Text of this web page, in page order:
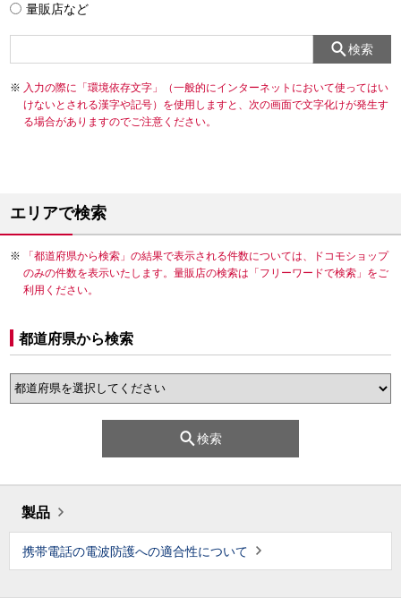
量販店など
検索
入力の際に「環境依存文字」（一般的にインターネットにおいて使ってはい
けないとされる漢字や記号）を使用しますと、次の画面で文字化けが発生す
る場合がありますのでご注意ください。
エリアで検索
「都道府県から検索」の結果で表示される件数については、ドコモショップ
のみの件数を表示いたします。量販店の検索は「フリーワードで検索」をご
利用ください。
都道府県から検索
検索
製品
携帯電話の電波防護への適合性について